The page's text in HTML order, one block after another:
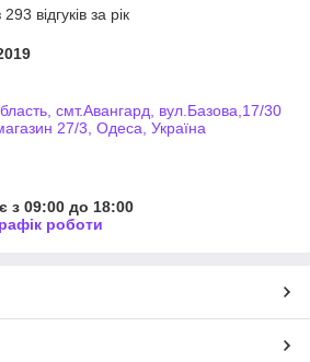
відгуків за рік
смт.Авангард, вул.Базова,17/30
27/3, Одеса, Україна
з 09:00 до 18:00
роботи